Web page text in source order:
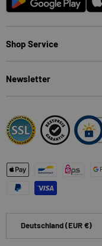
Android
Shop Service
Newsletter
Zahlungsmethoden
Deutschland (EUR €)